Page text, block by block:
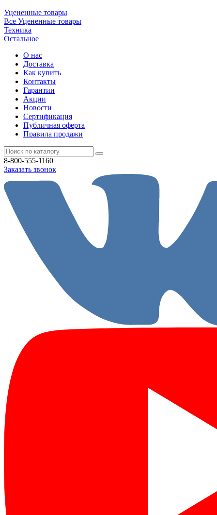
Уцененные товары
Все Уцененные товары
Техника
Остальное
О нас
Доставка
Как купить
Контакты
Гарантии
Акции
Новости
Cертификация
Публичная оферта
Правила продажи
8-800-555-1160
Заказать звонок